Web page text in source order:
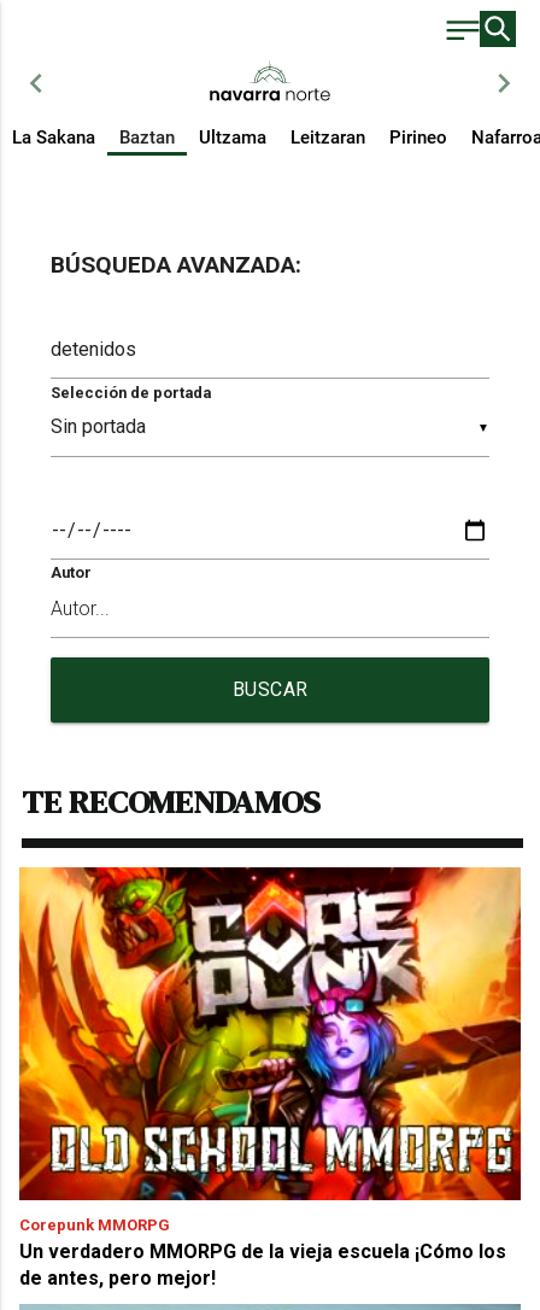
chevron_left chevron_right
La Sakana Baztan Ultzama Leitzaran Pirineo
BÚSQUEDA AVANZADA:
▼
Selección de portada
Autor
BUSCAR
TE RECOMENDAMOS
Corepunk MMORPG
Un verdadero MMORPG de la vieja escuela ¡Cómo los
de antes, pero mejor!